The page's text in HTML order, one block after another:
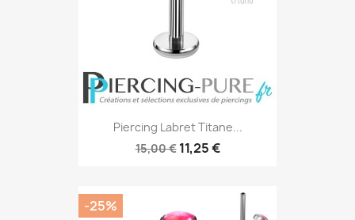
Piercing Labret Titane...
15,00 € 11,25 €
-25%